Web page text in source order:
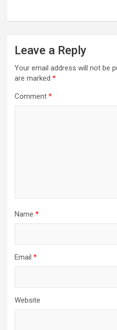
Leave a Reply
Your email address will not be
are marked *
Comment *
Name *
Email *
Website